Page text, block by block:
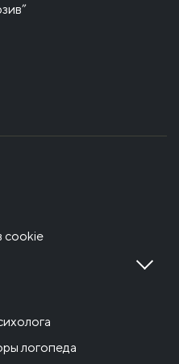
cookie
логопеда